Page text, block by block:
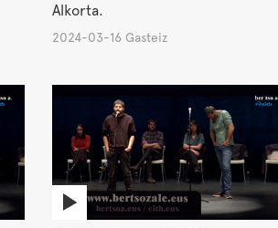
Alkorta.
2024-03-16 Gasteiz